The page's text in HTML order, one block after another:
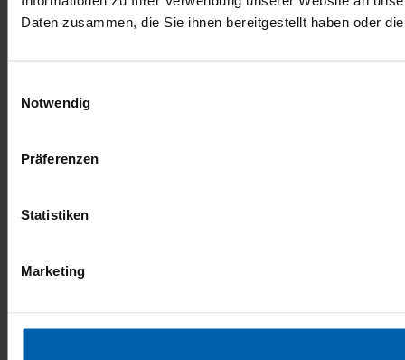
Daten zusammen, die Sie ihnen bereitgestellt haben oder
Notwendig
Präferenzen
Statistiken
Marketing